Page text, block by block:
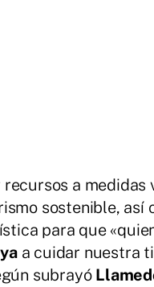
a medidas
sostenible, así
para que
a cuidar nuestra
subrayó